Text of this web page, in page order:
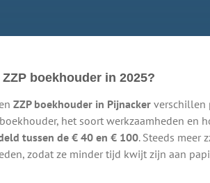
boekhouder in 2025?
ZZP boekhouder in Pijnacker verschillen
het soort werkzaamheden
tussen de € 40 en € 100. Steeds meer
zodat ze minder tijd kwijt zijn aan